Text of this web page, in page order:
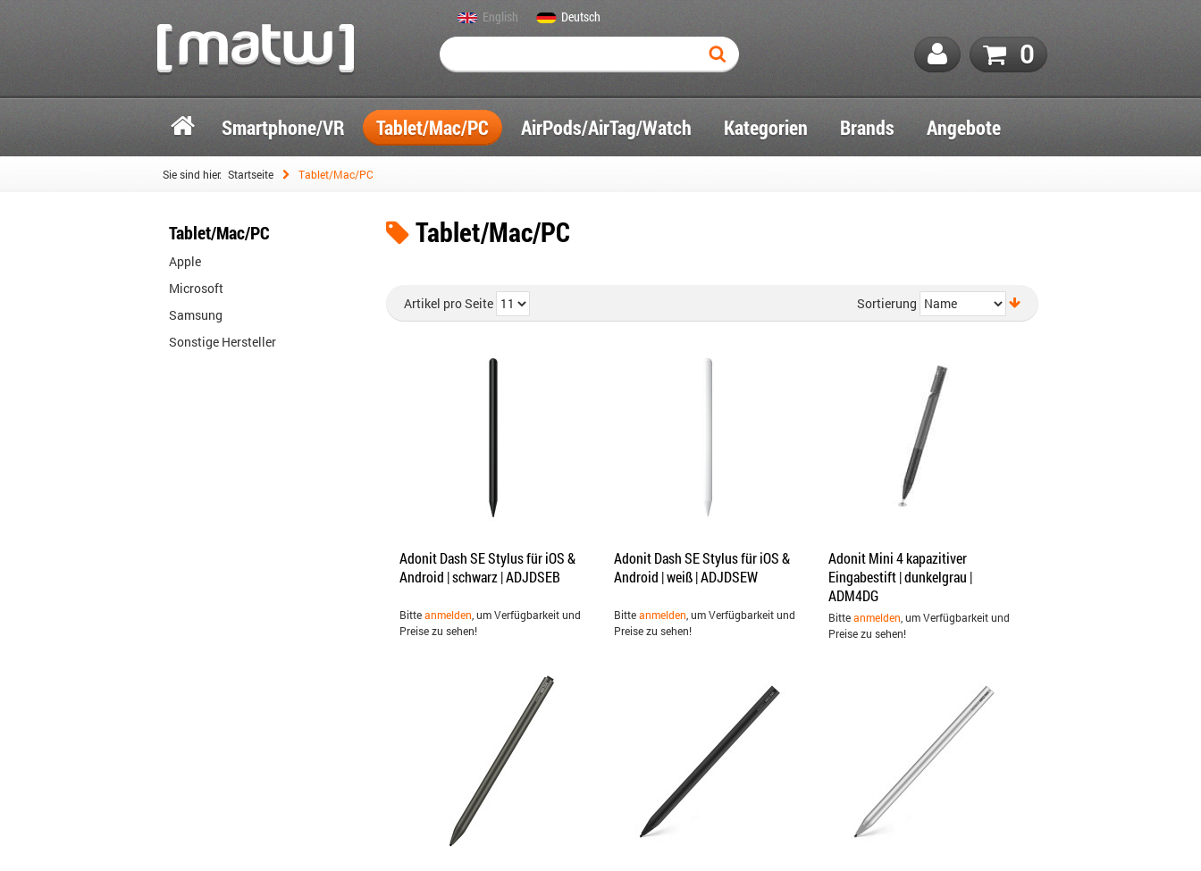
English Deutsch
0
Smartphone/VR Tablet/Mac/PC AirPods/AirTag/Watch Kategorien Brands Angebote
Sie sind hier: Startseite Tablet/Mac/PC
Tablet/Mac/PC
Sortierung
Artikel pro Seite
Adonit Dash SE Stylus für iOS &
Android | schwarz | ADJDSEB
Bitteanmelden , um Verfügbarkeit und
Preise zu sehen!
Adonit Dash SE Stylus für iOS &
Android | weiß | ADJDSEW
Bitteanmelden , um Verfügbarkeit und
Preise zu sehen!
Adonit Mini 4 kapazitiver
Eingabestift | dunkelgrau |
ADM4DG
Bitteanmelden , um Verfügbarkeit und
Preise zu sehen!
Tablet/Mac/PC
Apple
Microsoft
Samsung
Sonstige Hersteller